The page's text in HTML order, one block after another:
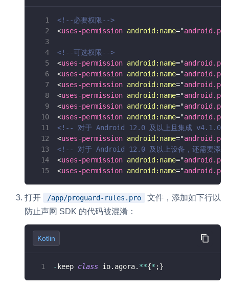
内容审核
对实时音频和视频画面进行风险识别，并联动回调和业务处置流
云市场
一站式实时互动模块的选型、购买、账号打通
SDK 拓展插件
拓展 SDK 能力，打造更具个性化的音视频互动效果
媒体服务
使用录制、推流、拉流等服务丰富互动体验
本地服务端录制
旁路推流
RTC 服务端 SDK
与 RTC 客户端 SDK 互通，实现收发流
PPT 转码服务
<!--必要权限-->
<uses-permission android: name="
<!--可选权限-->
<uses-permission android: name="
<uses-permission android: name="
<uses-permission android: name="
<uses-permission android: name="
<uses-permission android: name="
<uses-permission android: name="
<!-- 对于 Android 12.0 及以上且集成 v4.1.0 以
<uses-permission android: name="
<!-- 对于 Android 12.0 及以上设备，还需要添
<uses-permission android: name="
<uses-permission android: name="
打开 /app/proguard-rules.pro
文件，添加如下行以
防止声网 SDK 的代码被混淆：
Kotlin
-keep class io. agora. **{* ;}